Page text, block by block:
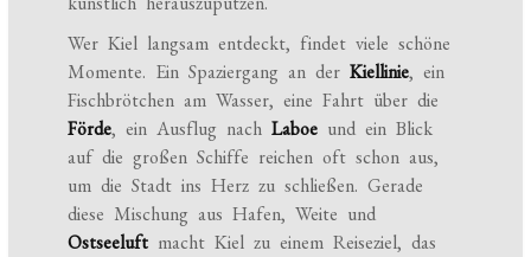
Wer Kiel langsam entdeckt, findet viele schöne
Momente. Ein Spaziergang an derKiellinie, ein
Fischbrötchen am Wasser, eine Fahrt über die
Förde, ein Ausflug nachLaboe und ein Blick
auf die großen Schiffe reichen oft schon aus,
um die Stadt ins Herz zu schließen. Gerade
diese Mischung aus Hafen, Weite und
Ostseeluft macht Kiel zu einem Reiseziel, das